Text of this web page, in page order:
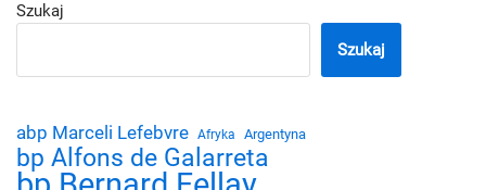
Szukaj
Szukaj
abp Marceli Lefebvre Afryka Argentyna
bp Alfons de Galarreta